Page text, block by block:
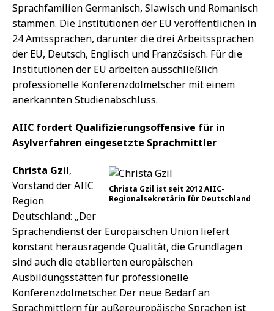
Sprachfamilien Germanisch, Slawisch und Romanisch
stammen. Die Institutionen der EU veröffentlichen in
24 Amtssprachen, darunter die drei Arbeitssprachen
der EU, Deutsch, Englisch und Französisch. Für die
Institutionen der EU arbeiten ausschließlich
professionelle Konferenzdolmetscher mit einem
anerkannten Studienabschluss.
AIIC fordert Qualifizierungsoffensive für in
Asylverfahren eingesetzte Sprachmittler
Christa Gzil ist seit 2012 AIIC-
Regionalsekretärin für Deutschland
Christa Gzil,
Vorstand der AIIC
Region
Deutschland: „Der
Sprachendienst der Europäischen Union liefert
konstant herausragende Qualität, die Grundlagen
sind auch die etablierten europäischen
Ausbildungsstätten für professionelle
Konferenzdolmetscher. Der neue Bedarf an
Sprachmittlern für außereuropäische Sprachen ist